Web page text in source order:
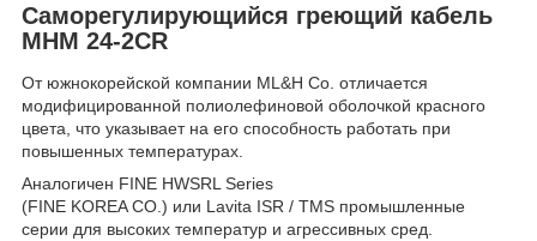
Саморегулирующийся греющий кабель
MHM 24-2CR
От южнокорейской компании ML&H Co. отличается
модифицированной полиолефиновой оболочкой красного
цвета, что указывает на его способность работать при
повышенных температурах.
Аналогичен FINE HWSRL Series
(FINE KOREA CO.) или Lavita ISR / TMS промышленные
серии для высоких температур и агрессивных сред.